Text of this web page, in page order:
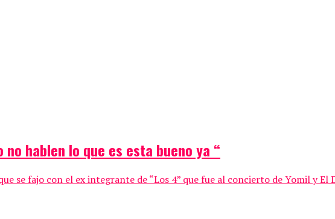
no hablen lo que es esta bueno ya “
se fajo con el ex integrante de “Los 4” que fue al concierto de Yomil y El